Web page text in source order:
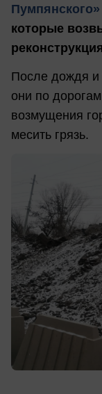
Пумпянского»
которые
После дождя и
они по
возмущения
месить грязь.